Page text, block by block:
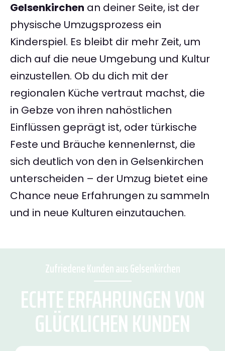
Gelsenkirchen an deiner Seite, ist der
physische Umzugsprozess ein
Kinderspiel. Es bleibt dir mehr Zeit, um
dich auf die neue Umgebung und Kultur
einzustellen. Ob du dich mit der
regionalen Küche vertraut machst, die
in Gebze von ihren nahöstlichen
Einflüssen geprägt ist, oder türkische
Feste und Bräuche kennenlernst, die
sich deutlich von den in Gelsenkirchen
unterscheiden – der Umzug bietet eine
Chance neue Erfahrungen zu sammeln
und in neue Kulturen einzutauchen.
Zufriedene Kunden aus Gelsenkirchen
ECHTE ERFAHRUNGEN VON
GLÜCKLICHEN KUNDEN